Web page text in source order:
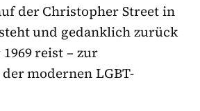
der Christopher Street in
und gedanklich zurück
reist – zur
modernen LGBT-